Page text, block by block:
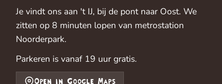
Je vindt ons aan 't IJ, bij de pont naar Oost. We
zitten op 8 minuten lopen van metrostation
Noorderpark.
Parkeren is vanaf 19 uur gratis.
Open in Google Maps